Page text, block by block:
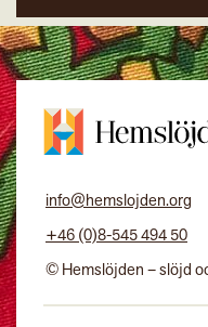
info@hemslojden.org
+46 (0)8-545 494 50
© Hemslöjden – slöjd